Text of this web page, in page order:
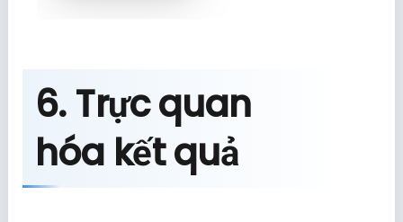
6. Trực quan
hóa kết quả